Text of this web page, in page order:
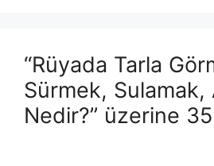
“Rüyada Tarla
Sürmek, Sulamak,
Nedir?” üzerine